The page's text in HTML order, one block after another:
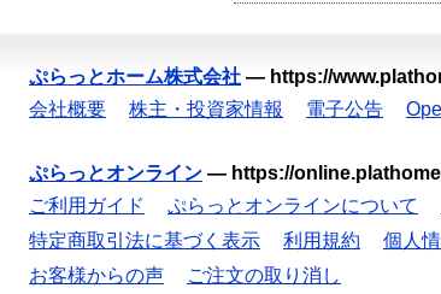
ぷらっとホーム株式会社 — https://
会社概要
株主・投資家情報 電子公告
ぷらっとオンライン — https://
ご利用ガイド
ぷらっとオンラインについて
特定商取引法に基づく表示
利用規約 個人
お客様からの声
ご注文の取り消し